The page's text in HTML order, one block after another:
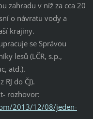
zahradu v níž za cca 20
o návratu vody a
krajiny.
se Správou
lesů (LČR, s.p.,
atd.).
do ČJ).
rozhovor:
2013/12/08/jeden-